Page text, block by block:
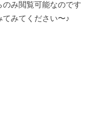
み閲覧可能なのです
みてください〜♪